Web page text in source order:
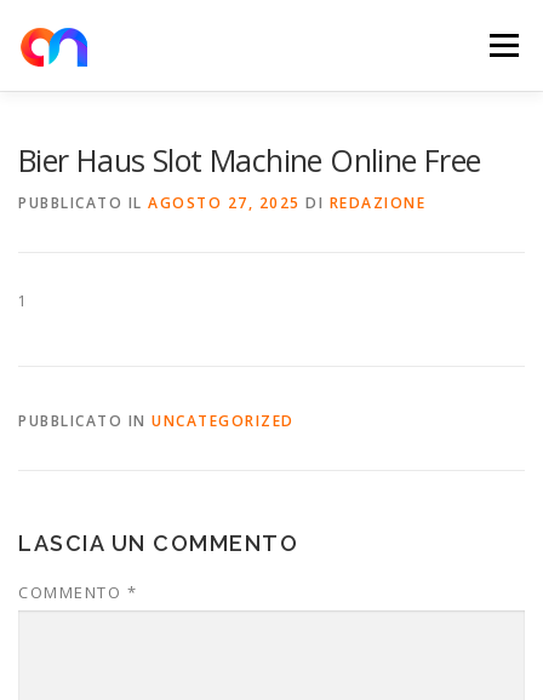
contenuto
Menu
Bier Haus Slot Machine Online Free
PUBBLICATO IL AGOSTO 27, 2025 DI REDAZIONE
1
PUBBLICATO IN UNCATEGORIZED
LASCIA UN COMMENTO
COMMENTO *